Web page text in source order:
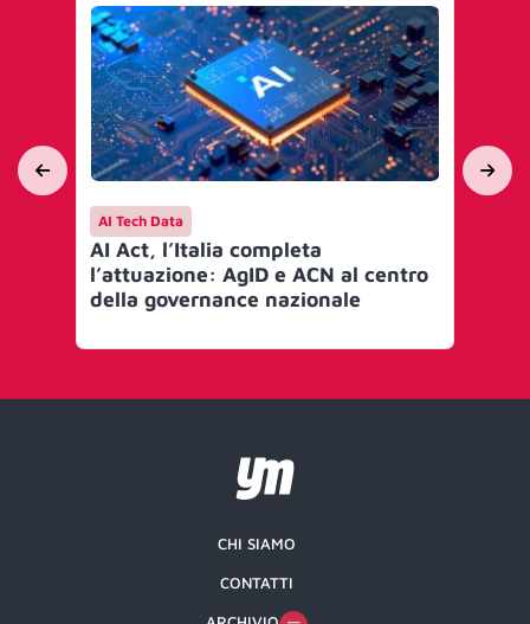
AI Tech Data
AI Act, l’Italia completa
l’attuazione: AgID e ACN al centro
della governance nazionale
CHI SIAMO
CONTATTI